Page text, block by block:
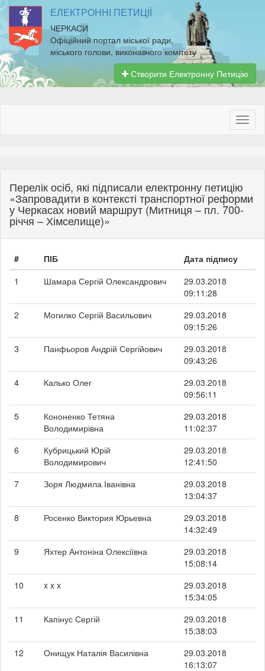
ЕЛЕКТРОННІ ПЕТИЦІЇ
ЧЕРКАСИ
Офіційний портал міської ради,
міського голови, виконавчого комітету
Створити Електронну Петицію
Перелік осіб, які підписали електронну петицію
«Запровадити в контексті транспортної реформи
у Черкасах новий маршрут (Митниця – пл. 700-
річчя – Хімселище)»
# ПІБ
Дата підпису
1
Шамара Сергій Олександрович
29.03.2018
09:11:28
2
Могилко Сергій Васильович
29.03.2018
09:15:26
3
Панфьоров Андрій Сергійович
29.03.2018
09:43:26
4
Калько Олег
29.03.2018
09:56:11
5
Кононенко Тетяна
Володимирівна
29.03.2018
11:02:37
6
Кубрицький Юрій
Володимирович
29.03.2018
12:41:50
7
Зоря Людмила Іванівна
29.03.2018
13:04:37
8
Росенко Виктория Юрьевна
29.03.2018
14:32:49
9
Яхтер Антоніна Олексіївна
29.03.2018
15:08:14
10
x x x
29.03.2018
15:34:05
11
Капінус Сергій
29.03.2018
15:38:03
12
Онищук Наталія Василівна
29.03.2018
16:13:07